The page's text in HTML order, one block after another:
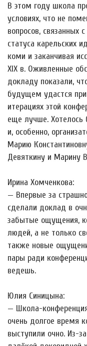
В этом году школа
условиях, что не
вопросов, связанных
статуса карельских
коми и заканчивая
XIX в. Оживленные
докладу показали,
будущем удастся
итерациях этой
еще лучше. Хотелось
и, особенно,
Марию
Девяткину и Марину
Ирина Хомченкова:
— Впервые за
сделали доклад в
забытые ощущения,
людей, а не только
также новые
пары ради
ведешь.
Юлия Синицына:
— Школа-
очень долгое время
выступили очно. Из-